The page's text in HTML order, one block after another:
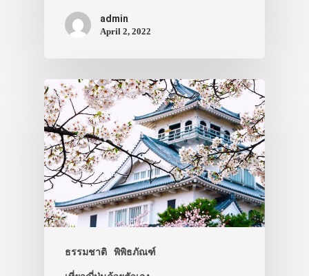
admin
April 2, 2022
ธรรมชาติ พิพิธภัณฑ์